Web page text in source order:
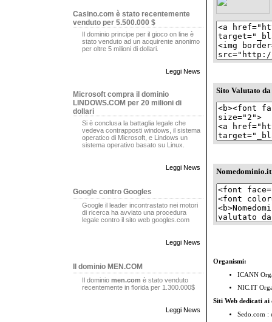
Casino.com è stato recentemente
venduto per 5.500.000 $
Il dominio principe per il gioco on line è
stato venduto ad un acquirente anonimo
per oltre 5 milioni di dollari.
Leggi News
Microsoft compra il dominio
LINDOWS.COM per 20 milioni di
dollari
Si è conclusa la battaglia legale che
vedeva contrapposti windows, il sistema
operatico di Microsoft, e Lindows un
sistema operativo basato su Linux.
Leggi News
Google contro Googles
Google il leader incontrastato nei motori
di ricerca ha avviato una procedura
legale contro il sito web googles.com
Leggi News
Il dominio MEN.COM
Il dominio men.com è stato venduto
recentemente in florida per 1.300.000$
Leggi News
Sito Valutato da
Nomedominio.it
Organismi:
ICANN
NIC.IT
Siti Web dedicati ai
Sedo.com :